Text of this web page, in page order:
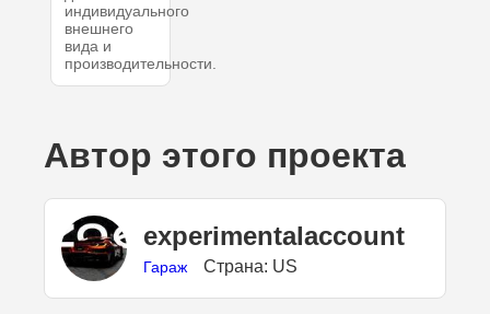
индивидуального
внешнего
вида и
производительности.
Автор этого проекта
experimentalaccount
Гараж Страна: US